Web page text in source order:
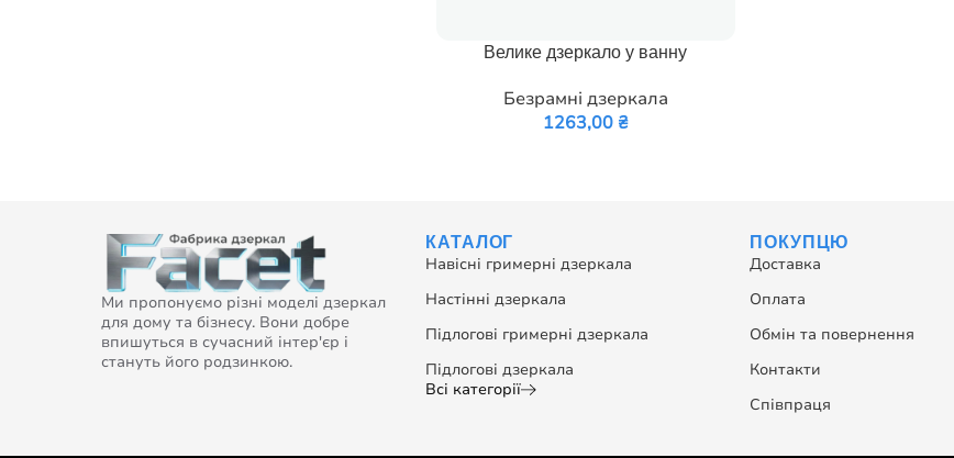
ДОДАТИ В КОШИК
Велике дзеркало у ванну
Безрамні дзеркала
1263,00 ₴
Ми пропонуємо різні моделі дзеркал
для дому та бізнесу. Вони добре
впишуться в сучасний інтер'єр і
стануть його родзинкою.
КАТАЛОГ
Навісні гримерні дзеркала
Настінні дзеркала
Підлогові гримерні дзеркала
Підлогові дзеркала
Всі категорії
ПОКУПЦЮ
Доставка
Оплата
Обмін та повернення
Контакти
Співпраця